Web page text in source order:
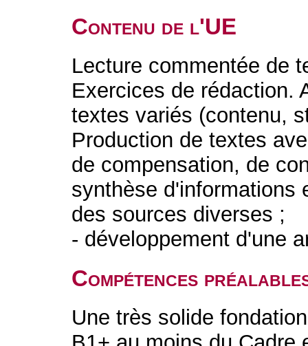
Contenu de l'UE
Lecture commentée de
Exercices de rédaction.
textes variés (contenu,
Production de textes
de compensation, de
synthèse d'informations
des sources diverses ;
- développement d'une
Compétences
Une très solide